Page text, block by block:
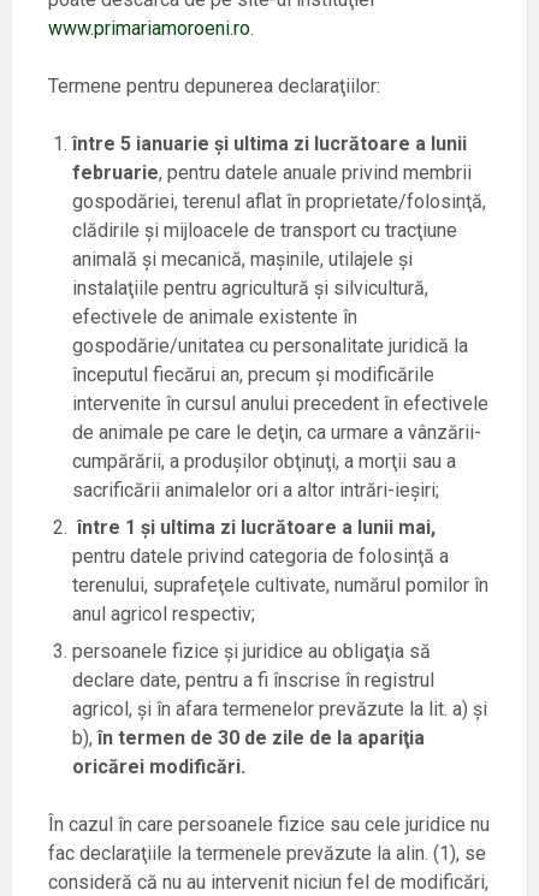
www.primariamoroeni.ro.
Termene pentru depunerea declaraţiilor:
între 5 ianuarie şi ultima zi lucrătoare a lunii
februarie, pentru datele anuale privind membrii
gospodăriei, terenul aflat în proprietate/folosinţă,
clădirile şi mijloacele de transport cu tracţiune
animală şi mecanică, maşinile, utilajele şi
instalaţiile pentru agricultură şi silvicultură,
efectivele de animale existente în
gospodărie/unitatea cu personalitate juridică la
începutul fiecărui an, precum şi modificările
intervenite în cursul anului precedent în efectivele
de animale pe care le deţin, ca urmare a vânzării-
cumpărării, a produşilor obţinuţi, a morţii sau a
sacrificării animalelor ori a altor intrări-ieşiri;
între 1 şi ultima zi lucrătoare a lunii mai,
pentru datele privind categoria de folosinţă a
terenului, suprafeţele cultivate, numărul pomilor în
anul agricol respectiv;
persoanele fizice şi juridice au obligaţia să
declare date, pentru a fi înscrise în registrul
agricol, şi în afara termenelor prevăzute la lit. a) şi
b),în termen de 30 de zile de la apariţia
oricărei modificări.
În cazul în care persoanele fizice sau cele juridice nu
fac declaraţiile la termenele prevăzute la alin. (1), se
consideră că nu au intervenit niciun fel de modificări,